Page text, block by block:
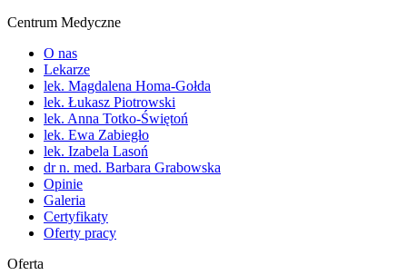
Centrum Medyczne
O nas
Lekarze
lek. Magdalena Homa-Gołda
lek. Łukasz Piotrowski
lek. Anna Totko-Świętoń
lek. Ewa Zabiegło
lek. Izabela Lasoń
dr n. med. Barbara Grabowska
Opinie
Galeria
Certyfikaty
Oferty pracy
Oferta